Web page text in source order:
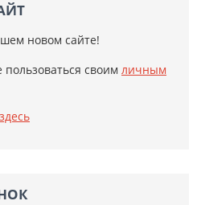
новом сайте!
своим личным
здесь